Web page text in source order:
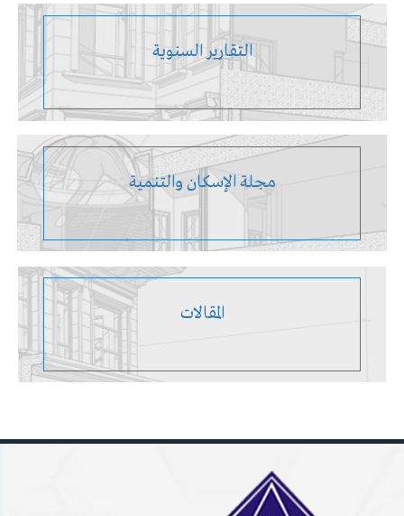
التقارير السنوية
مجلة الإسكان والتنمية
المقالات